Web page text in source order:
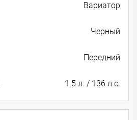
Вариатор
Черный
Передний
1.5 л. / 136 л.с.